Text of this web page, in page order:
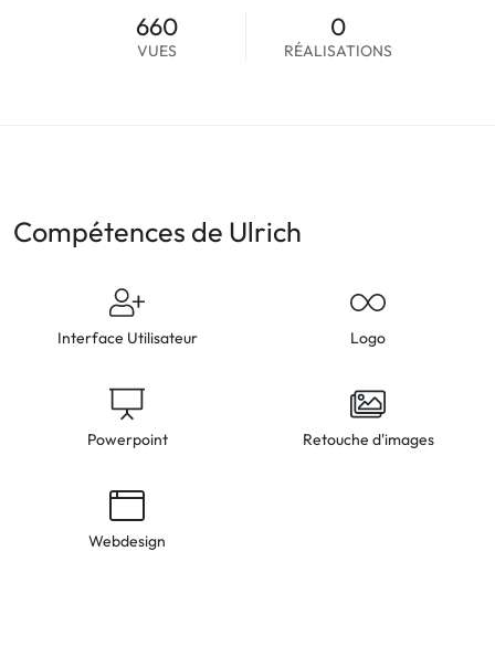
660
VUES
0
RÉALISATIONS
Compétences de Ulrich
Interface Utilisateur Logo
Powerpoint Retouche d'images
Webdesign